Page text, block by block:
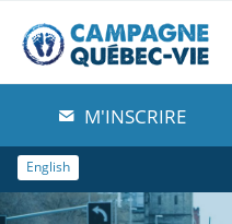
À propos de nous
Blog
Comprendre
M'INSCRIRE
English